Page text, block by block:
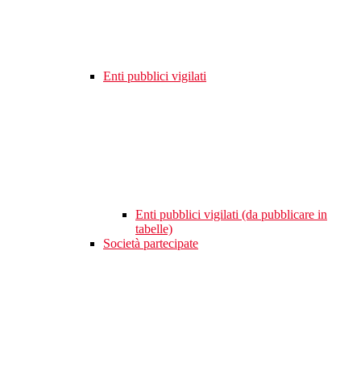
Enti pubblici vigilati
Enti pubblici vigilati (da pubblicare in
tabelle)
Società partecipate